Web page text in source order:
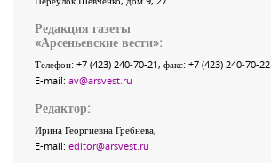
Редакция газеты
«Арсеньевские вести»:
Телефон: +7 (423) 240-70-21, факс: +7 (423) 240-70-22
E-mail: av@arsvest.ru
Редактор:
Ирина Георгиевна Гребнёва,
E-mail: editor@arsvest.ru